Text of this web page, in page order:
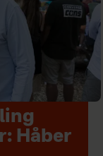
Håber